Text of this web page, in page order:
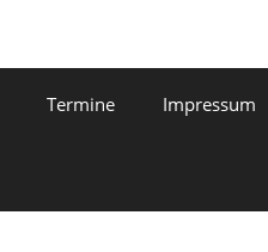
Termine Impressum